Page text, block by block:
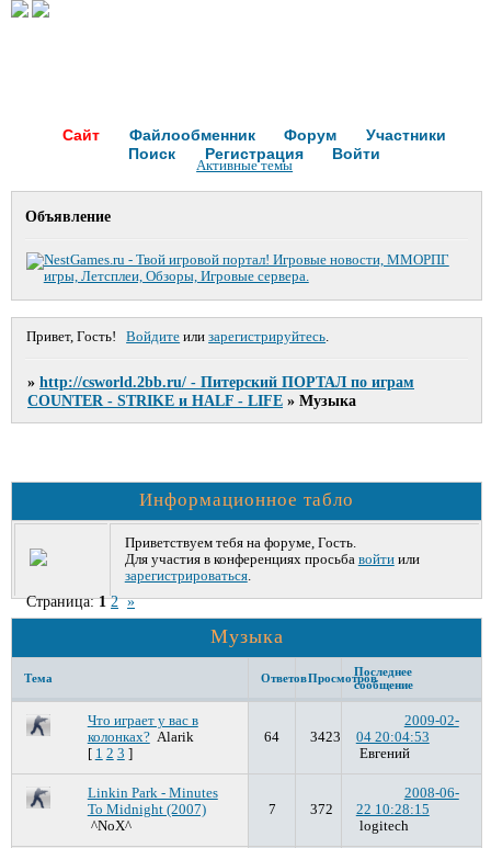
Сайт Файлообменник Форум
Участники
Поиск
Регистрация Войти
Активные темы
Объявление
Привет, Гость! Войдите илизарегистрируйтесь.
»http://csworld.2bb.ru/ - Питерский ПОРТАЛ по играм
COUNTER - STRIKE и HALF - LIFE »Музыка
Информационное табло
Приветствуем тебя на форуме, Гость.
Для участия в конференциях просьба войтиили
зарегистрироваться.
Музыка
Страница:1 2 »
Тема ОтветовПросмотровПоследнее
сообщение
Что играет у вас в
колонках? Alarik
[ 1 2 3 ]
64 3423
2009-02-
04 20:04:53
Евгений
Linkin Park - Minutes
To Midnight (2007)
^NoX^
7 372
2008-06-
22 10:28:15
logitech